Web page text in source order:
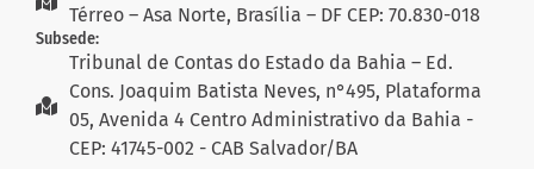
Térreo – Asa Norte, Brasília – DF CEP: 70.830-018
Subsede:
Tribunal de Contas do Estado da Bahia – Ed.
Cons. Joaquim Batista Neves, n°495, Plataforma
05, Avenida 4 Centro Administrativo da Bahia -
CEP: 41745-002 - CAB Salvador/BA